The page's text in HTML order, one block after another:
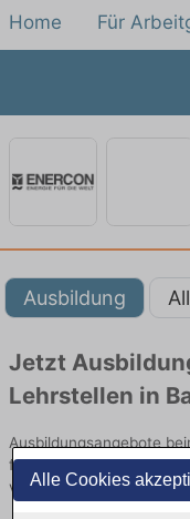
Alle Cookies
Home Für
Ausbildung
Jetzt
Lehrstellen in
Ausbildungsangebote
finden Sie von
von Top-Arbeitgebern